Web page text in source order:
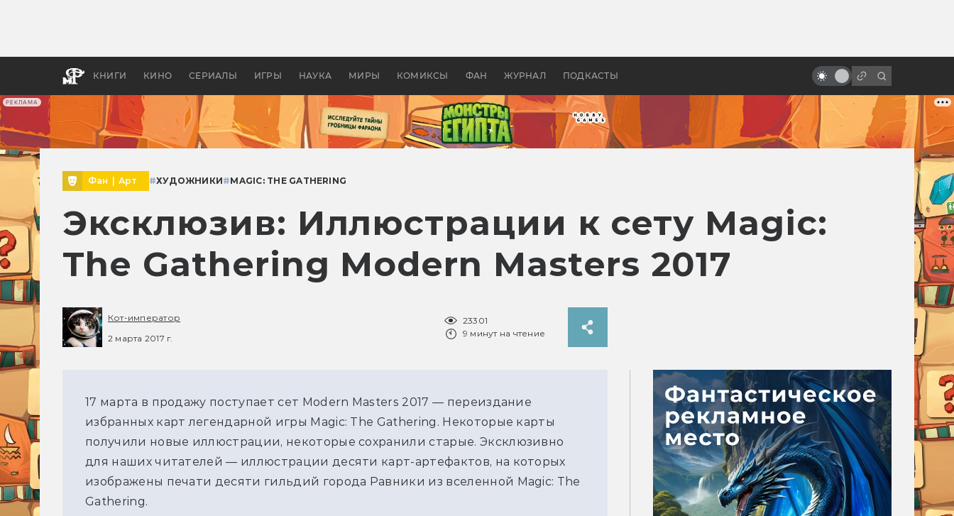
РЕКЛАМА
КНИГИ КИНО СЕРИАЛЫ ИГРЫ НАУКА МИРЫ КОМИКСЫ ФАН ЖУРНАЛ ПОДКАСТЫ
бы «Властелина колец»
Древней Грецией
комедию
Фан Арт #ХУДОЖНИКИ#MAGIC: THE GATHERING
Эксклюзив: Иллюстрации к сету Magic:
The Gathering Modern Masters 2017
Кот-император
2 марта 2017 г.
23301
9 минут на чтение
17 марта в продажу поступает сет Modern Masters 2017 — переиздание
избранных карт легендарной игры Magic: The Gathering. Некоторые карты
получили новые иллюстрации, некоторые сохранили старые. Эксклюзивно
для наших читателей — иллюстрации десяти карт-артефактов, на которых
изображены печати десяти гильдий города Равники из вселенной Magic: The
Gathering.